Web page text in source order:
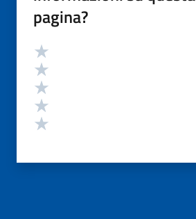
pagina?
Valutazione